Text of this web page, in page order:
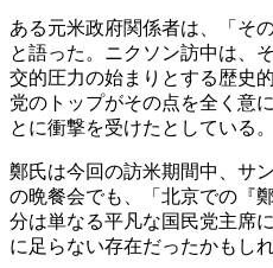
ある元米政府関係者は、「そ
と語った。ニクソン訪中は、
交的圧力の始まりとする歴史
党のトップがその点を全く意
とに衝撃を受けたとしている。
鄭氏は今回の訪米期間中、サ
の晩餐会でも、「北京での『
分は単なる平凡な国民党主席
に足らない存在だったかもし